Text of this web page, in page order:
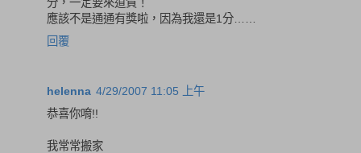
應該不是通通有獎啦，因為我還是1分……
回覆
helenna 4/29/2007 11:05 上午
恭喜你唷!!
我常常搬家